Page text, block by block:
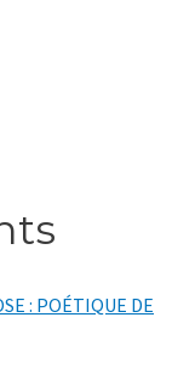
: POÉTIQUE DE